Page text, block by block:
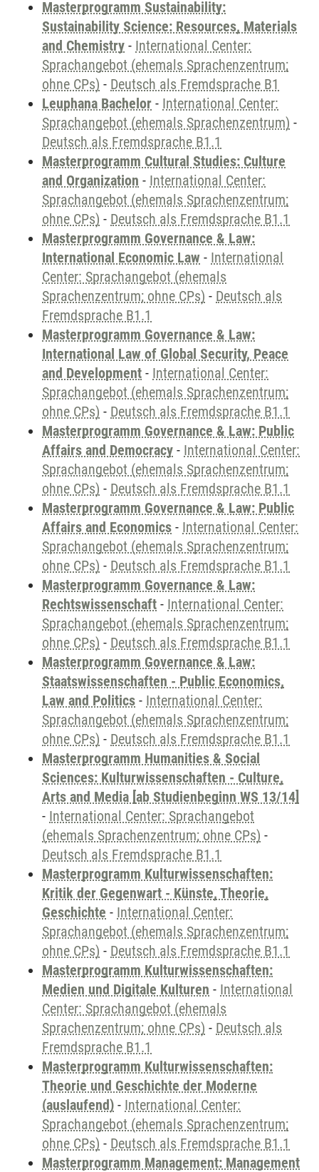
Masterprogramm Sustainability:
Sustainability Science: Resources, Materials
and Chemistry - International Center:
Sprachangebot (ehemals Sprachenzentrum;
ohne CPs) - Deutsch als Fremdsprache B1
Leuphana Bachelor - International Center:
Sprachangebot (ehemals Sprachenzentrum) -
Deutsch als Fremdsprache B1.1
Masterprogramm Cultural Studies: Culture
and Organization - International Center:
Sprachangebot (ehemals Sprachenzentrum;
ohne CPs) - Deutsch als Fremdsprache B1.1
Masterprogramm Governance & Law:
International Economic Law - International
Center: Sprachangebot (ehemals
Sprachenzentrum; ohne CPs) - Deutsch als
Fremdsprache B1.1
Masterprogramm Governance & Law:
International Law of Global Security, Peace
and Development - International Center:
Sprachangebot (ehemals Sprachenzentrum;
ohne CPs) - Deutsch als Fremdsprache B1.1
Masterprogramm Governance & Law: Public
Affairs and Democracy - International Center:
Sprachangebot (ehemals Sprachenzentrum;
ohne CPs) - Deutsch als Fremdsprache B1.1
Masterprogramm Governance & Law: Public
Affairs and Economics - International Center:
Sprachangebot (ehemals Sprachenzentrum;
ohne CPs) - Deutsch als Fremdsprache B1.1
Masterprogramm Governance & Law:
Rechtswissenschaft - International Center:
Sprachangebot (ehemals Sprachenzentrum;
ohne CPs) - Deutsch als Fremdsprache B1.1
Masterprogramm Governance & Law:
Staatswissenschaften - Public Economics,
Law and Politics - International Center:
Sprachangebot (ehemals Sprachenzentrum;
ohne CPs) - Deutsch als Fremdsprache B1.1
Masterprogramm Humanities & Social
Sciences: Kulturwissenschaften - Culture,
Arts and Media [ab Studienbeginn WS 13/14]
- International Center: Sprachangebot
(ehemals Sprachenzentrum; ohne CPs) -
Deutsch als Fremdsprache B1.1
Masterprogramm Kulturwissenschaften:
Kritik der Gegenwart - Künste, Theorie,
Geschichte - International Center:
Sprachangebot (ehemals Sprachenzentrum;
ohne CPs) - Deutsch als Fremdsprache B1.1
Masterprogramm Kulturwissenschaften:
Medien und Digitale Kulturen - International
Center: Sprachangebot (ehemals
Sprachenzentrum; ohne CPs) - Deutsch als
Fremdsprache B1.1
Masterprogramm Kulturwissenschaften:
Theorie und Geschichte der Moderne
(auslaufend) - International Center:
Sprachangebot (ehemals Sprachenzentrum;
ohne CPs) - Deutsch als Fremdsprache B1.1
Masterprogramm Management: Management